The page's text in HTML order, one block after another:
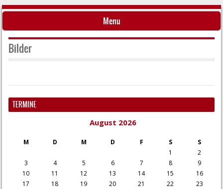
Menu
Springe zum Inhalt
Bilder
TERMINE
August 2026
M D M D F S
S
1
2
3
4 5 6 7 8
9
10
11 12 13 14 15
16
17
18 19 20 21 22
23